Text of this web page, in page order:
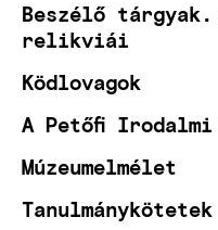
Beszélő
relikviái
Ködlovagok
A Petőfi Irodalmi
Múzeumelmélet